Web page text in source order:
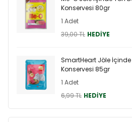
Konservesi 80gr
1 Adet
39,00 TL HEDİYE
SmartHeart Jöle İçinde
Konservesi 85gr
1 Adet
6,99 TL HEDİYE